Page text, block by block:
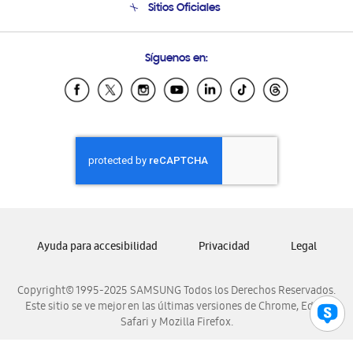
Condiciones de Compra
Soporte vía eMail
Sitios Oficiales
Samsung Ecuador
Samsung El Salvador
Samsung Honduras
Samsung Nicaragua
Samsung Panamá
Samsung Venezuela
Síguenos en:
Copyright© 1995-2025 SAMSUNG Todos los Derechos Reservados.
Este sitio se ve mejor en las últimas versiones de Chrome, Edge,
Safari y Mozilla Firefox.
Ayuda para accesibilidad Privacidad Legal